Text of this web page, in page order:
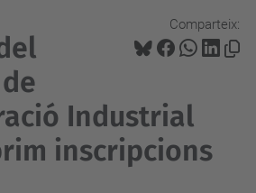
Comparteix:
Industrial
inscripcions